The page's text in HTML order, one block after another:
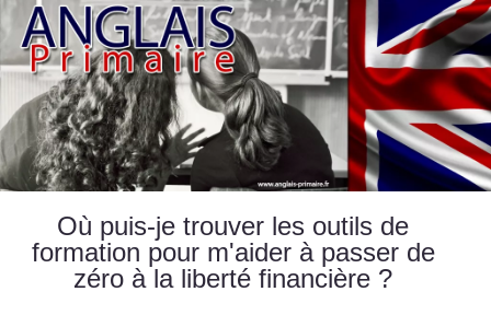
Où puis-je trouver les outils de
formation pour m'aider à passer de
zéro à la liberté financière ?